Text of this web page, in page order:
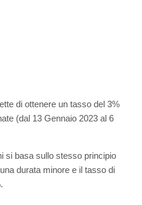
di ottenere un tasso del 3%
(dal 13 Gennaio 2023 al 6
si basa sullo stesso principio
durata minore e il tasso di